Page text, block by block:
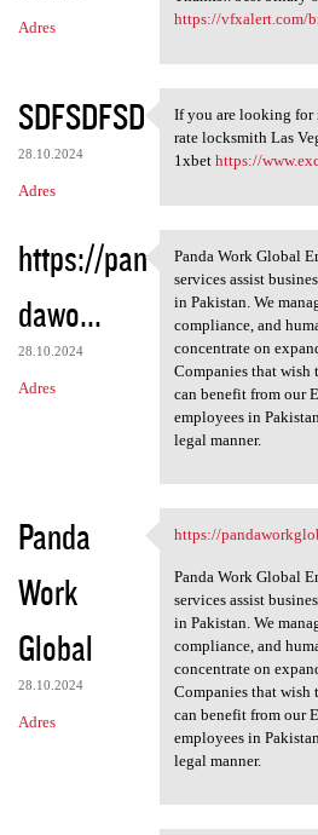
Adres
https://vfxalert.com/
SDFSDFSD
28.10.2024
Adres
If you are
If you are looking for
rate locksmith Las
1xbet https://
https://pan
dawo...
28.10.2024
Adres
Panda Work
Panda Work Global
services assist
in Pakistan. We
compliance, and
concentrate on
Companies that
can benefit from our
employees in
legal manner.
Panda
Work
Global
28.10.2024
Adres
https://
https://
Panda Work Global
services assist
in Pakistan. We
compliance, and
concentrate on
Companies that
can benefit from our
employees in
legal manner.